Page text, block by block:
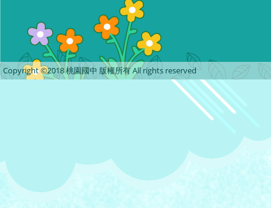
Copyright ©2018 桃園國中 版權所有 All rights reserved